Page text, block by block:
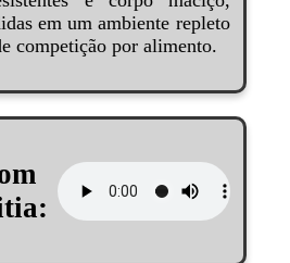
em um ambiente repleto
competição por alimento.